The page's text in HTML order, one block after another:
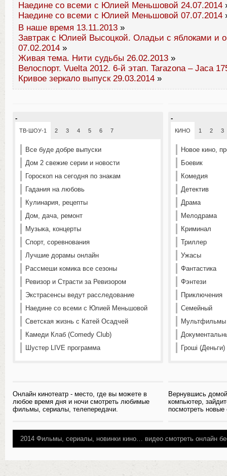
Наедине со всеми с Юлией Меньшовой 24.07.2014
Наедине со всеми с Юлией Меньшовой 07.07.2014
В наше время 13.11.2013 »
Завтрак с Юлией Высоцкой. Оладьи с яблоками и
07.02.2014 »
Живая тема. Нити судьбы 26.02.2013 »
Велоспорт. Vuelta 2012. 6-й этап. Tarazona – Jaca
Кривое зеркало выпуск 29.03.2014 »
-
ТВ-ШОУ-1 2 3 4 5 6 7
Все буде добре выпуски
Дом 2 свежие серии и новости
Гороскоп на сегодня по знакам
Гадания на любовь
Кулинария, рецепты
Дом, дача, ремонт
Музыка, концерты
Спорт, соревнования
Лучшие дорамы онлайн
Рассмеши комика все сезоны
Ревизор и Страсти за Ревизором
Экстрасенсы ведут расследование
Наедине со всеми с Юлией Меньшовой
Светская жизнь с Катей Осадчей
Камеди Клаб (Comedy Club)
Шустер LIVE программа
Онлайн кинотеатр - место, где вы можете в
любое время дня и ночи смотреть любимые
фильмы, сериалы, телепередачи.
-
КИНО 1 2 3
Новое кино,
Боевик
Комедия
Детектив
Драма
Мелодрама
Криминал
Триллер
Ужасы
Фантастика
Фэнтези
Приключения
Семейный
Мультфильмы
Гроші
Вернувшись
компьютер,
посмотреть
2014 Фильмы, сериалы, новинки кино… видео смотреть онлайн